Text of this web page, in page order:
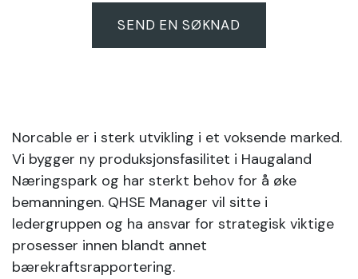
SEND EN SØKNAD
Norcable er i sterk utvikling i et voksende marked.
Vi bygger ny produksjonsfasilitet i Haugaland
Næringspark og har sterkt behov for å øke
bemanningen. QHSE Manager vil sitte i
ledergruppen og ha ansvar for strategisk viktige
prosesser innen blandt annet
bærekraftsrapportering.